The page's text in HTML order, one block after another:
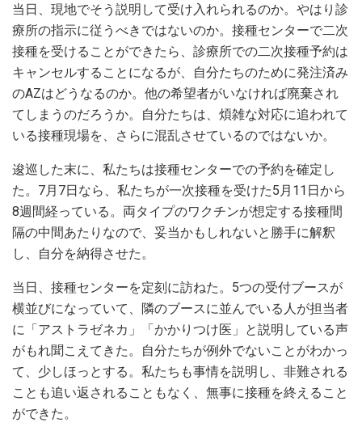
当日、現地でそう説明して受け入れられるのか。やはり診
療所の指示に従うべきではないのか。接種センターで二次
接種を受けることができたら、診療所での二次接種予約は
キャンセルすることになるが、自分たちのために発注済み
のAZはどうなるのか。他の希望者がいなければ廃棄され
てしまうのだろうか。自分たちは、煩雑な対応に追われて
いる接種現場を、さらに混乱させているのではないか。
逡巡した末に、私たちは接種センターでの予約を確定し
た。7月7日なら、私たちが一次接種を受けた5月11日から
8週間経っている。両タイプのワクチンが想定する接種間
隔の中間あたりなので、妥当かもしれないと勝手に解釈
し、自分を納得させた。
当日、接種センターを定刻に訪ねた。5つの受付ブースが
横並びになっていて、隣のブースに並んでいる人が担当者
に「アストラゼネカ」「かかりつけ医」と説明している声
がもれ聞こえてきた。自分たちが例外でないことがわかっ
て、少しほっとする。私たちも事情を説明し、非難される
ことも追い返されることもなく、無事に接種を終えること
ができた。